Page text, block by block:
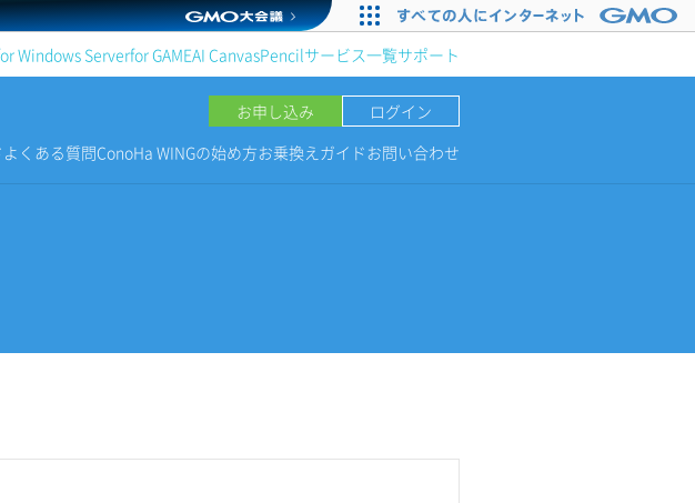
Windows Serverfor GAMEAI CanvasPencilサービス一覧サポート
お申し込み
ログイン
よくある質問ConoHa WINGの始め方お乗換えガイドお問い合わせ